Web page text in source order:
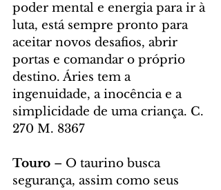
poder mental e energia para ir à
luta, está sempre pronto para
aceitar novos desafios, abrir
portas e comandar o próprio
destino. Áries tem a
ingenuidade, a inocência e a
simplicidade de uma criança. C.
270 M. 8367
Touro – O taurino busca
segurança, assim como seus